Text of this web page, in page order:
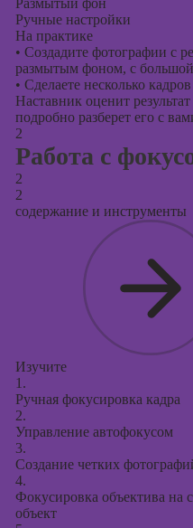
Размытый фон
Ручные настройки
На практике
• Создадите фотографии с
размытым фоном, с большой
• Сделаете несколько
Наставник оценит
подробно разберет его с
2
Работа с
2
2
содержание и инструменты
Изучите
1.
Ручная фокусировка кадра
2.
Управление автофокусом
3.
Создание четких
4.
Фокусировка объектива
объект